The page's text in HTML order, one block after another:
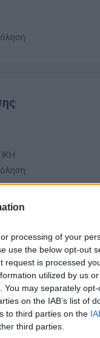
processing of your
use the below opt-out
request is processed
utilized by us
may separately
on the IAB’s list of
to third parties on the
third parties.